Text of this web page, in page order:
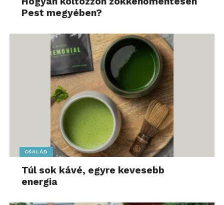
Pest megyében?
CSALÁD
Túl sok kávé, egyre kevesebb
energia